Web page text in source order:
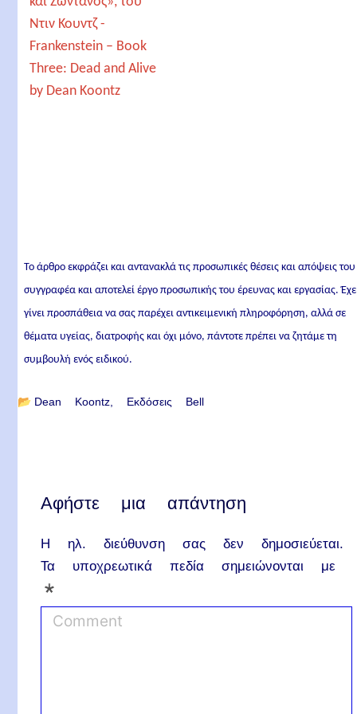
Frankenstein – Book
Three: Dead and Alive
by Dean Koontz
Το άρθρο εκφράζει και αντανακλά τις προσωπικές θέσεις και απόψεις του
συγγραφέα και αποτελεί έργο προσωπικής του έρευνας και εργασίας.
γίνει προσπάθεια να σας παρέχει αντικειμενική πληροφόρηση, αλλά σε
θέματα υγείας, διατροφής και όχι μόνο, πάντοτε πρέπει να ζητάμε τη
συμβουλή ενός ειδικού.
📂 Dean Koontz Εκδόσεις Bell
Αφήστε μια απάντηση
Η ηλ. διεύθυνση σας δεν δημοσιεύεται.
Τα υποχρεωτικά πεδία σημειώνονται με
*